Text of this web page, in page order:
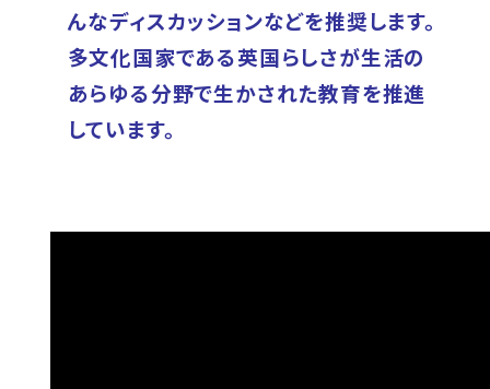
んなディスカッションなどを推奨します。
多文化国家である英国らしさが生活の
あらゆる分野で生かされた教育を推進
しています。